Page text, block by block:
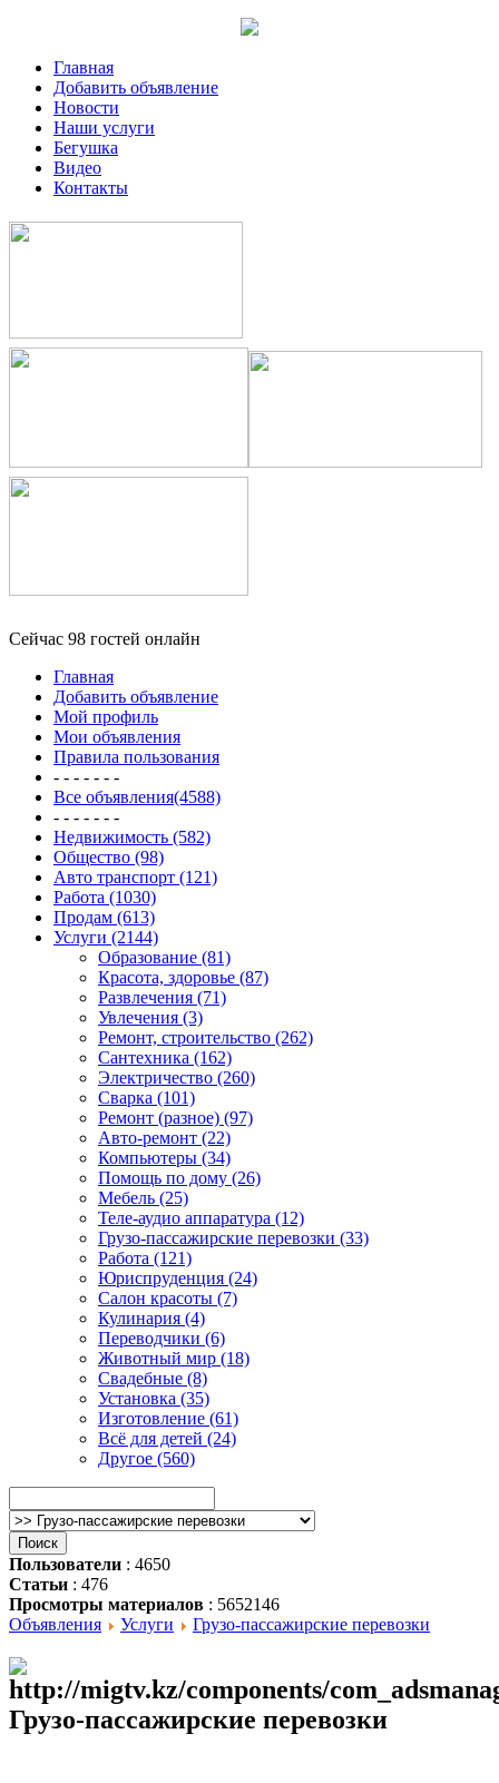
Главная
Добавить объявление
Новости
Наши услуги
Бегушка
Видео
Контакты
Сейчас 98 гостей онлайн
Главная
Добавить объявление
Мой профиль
Мои объявления
Правила пользования
- - - - - - -
Все объявления(4588)
- - - - - - -
Недвижимость (582)
Общество (98)
Авто транспорт (121)
Работа (1030)
Продам (613)
Услуги (2144)
Образование (81)
Красота, здоровье (87)
Развлечения (71)
Увлечения (3)
Ремонт, строительство (262)
Сантехника (162)
Электричество (260)
Сварка (101)
Ремонт (разное) (97)
Авто-ремонт (22)
Компьютеры (34)
Помощь по дому (26)
Мебель (25)
Теле-аудио аппаратура (12)
Грузо-пассажирские перевозки (33)
Работа (121)
Юриспруденция (24)
Салон красоты (7)
Кулинария (4)
Переводчики (6)
Животный мир (18)
Свадебные (8)
Установка (35)
Изготовление (61)
Всё для детей (24)
Другое (560)
Пользователи : 4650
Статьи : 476
Просмотры материалов : 5652146
Объявления
Услуги Грузо-пассажирские перевозки
Грузо-пассажирские перевозки